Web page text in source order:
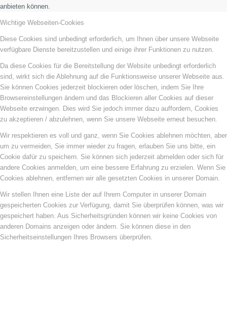
anbieten können.
Wichtige Webseiten-Cookies
Diese Cookies sind unbedingt erforderlich, um Ihnen über unsere Webseite
verfügbare Dienste bereitzustellen und einige ihrer Funktionen zu nutzen.
Da diese Cookies für die Bereitstellung der Website unbedingt erforderlich
sind, wirkt sich die Ablehnung auf die Funktionsweise unserer Webseite aus.
Sie können Cookies jederzeit blockieren oder löschen, indem Sie Ihre
Browsereinstellungen ändern und das Blockieren aller Cookies auf dieser
Webseite erzwingen. Dies wird Sie jedoch immer dazu auffordern, Cookies
zu akzeptieren / abzulehnen, wenn Sie unsere Webseite erneut besuchen.
Wir respektieren es voll und ganz, wenn Sie Cookies ablehnen möchten, aber
um zu vermeiden, Sie immer wieder zu fragen, erlauben Sie uns bitte, ein
Cookie dafür zu speichern. Sie können sich jederzeit abmelden oder sich für
andere Cookies anmelden, um eine bessere Erfahrung zu erzielen. Wenn Sie
Cookies ablehnen, entfernen wir alle gesetzten Cookies in unserer Domain.
Wir stellen Ihnen eine Liste der auf Ihrem Computer in unserer Domain
gespeicherten Cookies zur Verfügung, damit Sie überprüfen können, was wir
gespeichert haben. Aus Sicherheitsgründen können wir keine Cookies von
anderen Domains anzeigen oder ändern. Sie können diese in den
Sicherheitseinstellungen Ihres Browsers überprüfen.